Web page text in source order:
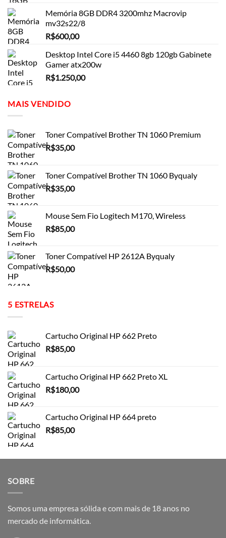
Memória 8GB DDR4 3200mhz Macrovip
mv32s22/8
R$600,00
Desktop Intel Core i5 4460 8gb 120gb Gabinete
Gamer atx200w
R$1.250,00
MAIS VENDIDO
Toner Compatível Brother TN 1060 Premium
R$35,00
Toner Compatível Brother TN 1060 Byqualy
R$35,00
Mouse Sem Fio Logitech M170, Wireless
R$85,00
Toner Compatível HP 2612A Byqualy
R$50,00
5 ESTRELAS
Cartucho Original HP 662 Preto
R$85,00
Cartucho Original HP 662 Preto XL
R$180,00
Cartucho Original HP 664 preto
R$85,00
SOBRE
Somos uma empresa sólida e com mais de 18 anos no
mercado de informática.